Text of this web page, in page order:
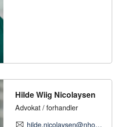
Hilde Wiig Nicolaysen
Advokat / forhandler
hilde.nicolaysen@nhobyggenaringen.no